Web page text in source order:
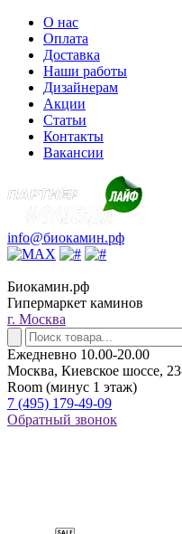
О нас
Оплата
Доставка
Наши работы
Дизайнерам
Акции
Статьи
Контакты
Вакансии
info@биокамин.рф
Биокамин.рф
Гипермаркет каминов
г. Москва
Ежедневно 10.00-20.00
Москва, Киевское шоссе,
Room (минус 1 этаж)
7 (495) 179-49-09
Обратный звонок